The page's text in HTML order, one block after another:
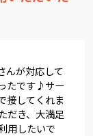
んが対応して
たです♪サー
接してくれま
だき、大満足
用したいで